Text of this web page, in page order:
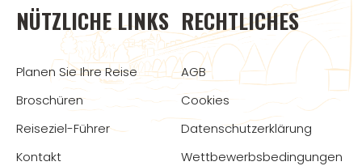
NÜTZLICHE LINKS
Planen Sie Ihre Reise
Broschüren
Reiseziel-Führer
Kontakt
RECHTLICHES
AGB
Cookies
Datenschutzerklärung
Wettbewerbsbedingungen